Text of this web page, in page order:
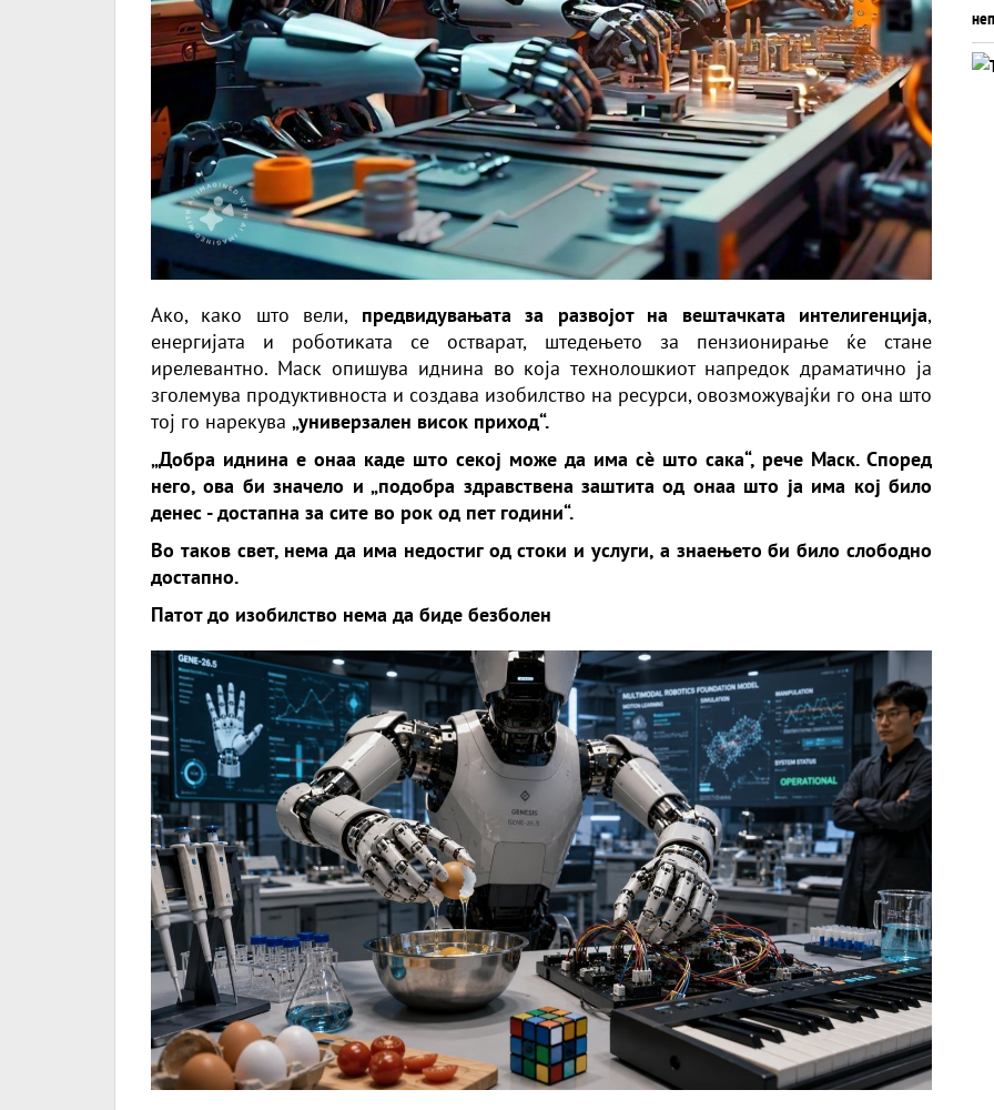
Ако, како што вели, предвидувањата за развојот на вештачката интелигенција,
енергијата и роботиката се остварат, штедењето за пензионирање ќе стане
ирелевантно. Маск опишува иднина во која технолошкиот напредок драматично ја
зголемува продуктивноста и создава изобилство на ресурси, овозможувајќи го она што
тој го нарекува „универзален висок приход“.
„Добра иднина е онаа каде што секој може да има сè што сака“, рече Маск. Според
него, ова би значело и „подобра здравствена заштита од онаа што ја има кој било
денес - достапна за сите во рок од пет години“.
Во таков свет, нема да има недостиг од стоки и услуги, а знаењето би било слободно
достапно.
Патот до изобилство нема да биде безболен